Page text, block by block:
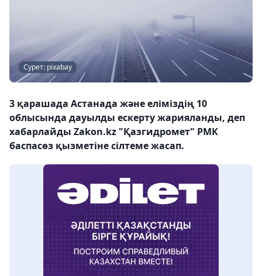
Сурет: pixabay
3 қарашада Астанада және еліміздің 10
облысында дауылды ескерту жарияланды, деп
хабарлайды Zakon.kz "Қазгидромет" РМК
баспасөз қызметіне сілтеме жасап.